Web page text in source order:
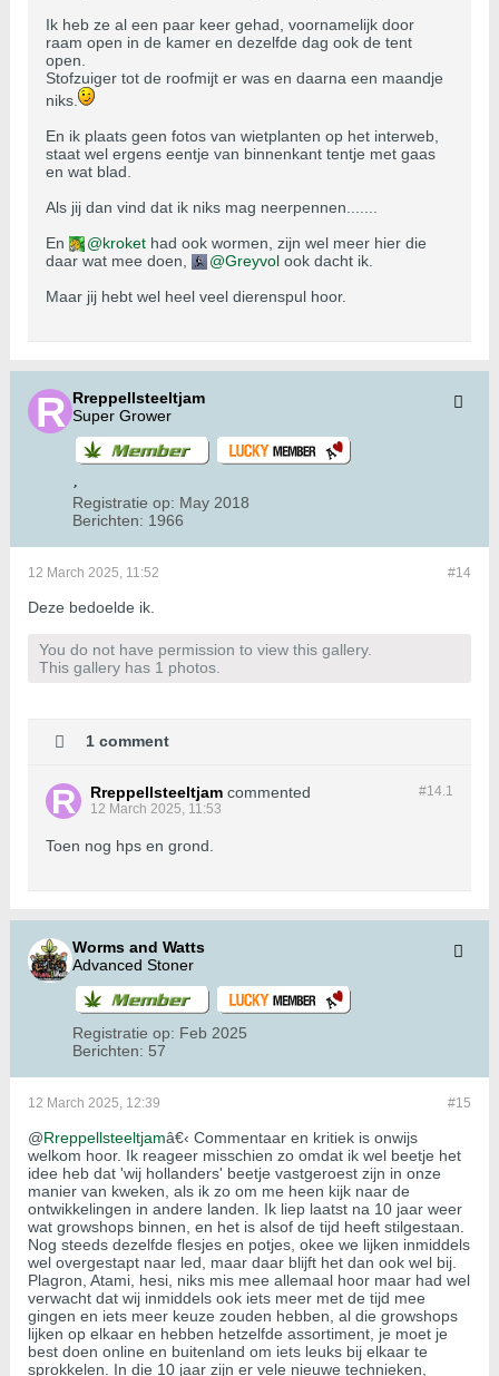
Ik heb ze al een paar keer gehad, voornamelijk door
raam open in de kamer en dezelfde dag ook de tent
open.
Stofzuiger tot de roofmijt er was en daarna een maandje
niks.
En ik plaats geen fotos van wietplanten op het interweb,
staat wel ergens eentje van binnenkant tentje met gaas
en wat blad.
Als jij dan vind dat ik niks mag neerpennen.......
En
kroket had ook wormen, zijn wel meer hier die
daar wat mee doen,
Greyvol ook dacht ik.
Maar jij hebt wel heel veel dierenspul hoor.
Rreppellsteeltjam
Super Grower
Registratie op: May 2018
Berichten: 1966
#14
12 March 2025, 11:52
Deze bedoelde ik.
You do not have permission to view this gallery.
This gallery has 1 photos.
1 comment
#14.1
Rreppellsteeltjam commented
12 March 2025, 11:53
Toen nog hps en grond.
Worms and Watts
Advanced Stoner
Registratie op: Feb 2025
Berichten: 57
#15
12 March 2025, 12:39
@Rreppellsteeltjamâ€‹ Commentaar en kritiek is onwijs
welkom hoor. Ik reageer misschien zo omdat ik wel beetje het
idee heb dat 'wij hollanders' beetje vastgeroest zijn in onze
manier van kweken, als ik zo om me heen kijk naar de
ontwikkelingen in andere landen. Ik liep laatst na 10 jaar weer
wat growshops binnen, en het is alsof de tijd heeft stilgestaan.
Nog steeds dezelfde flesjes en potjes, okee we lijken inmiddels
wel overgestapt naar led, maar daar blijft het dan ook wel bij.
Plagron, Atami, hesi, niks mis mee allemaal hoor maar had wel
verwacht dat wij inmiddels ook iets meer met de tijd mee
gingen en iets meer keuze zouden hebben, al die growshops
lijken op elkaar en hebben hetzelfde assortiment, je moet je
best doen online en buitenland om iets leuks bij elkaar te
sprokkelen. In die 10 jaar zijn er vele nieuwe technieken,